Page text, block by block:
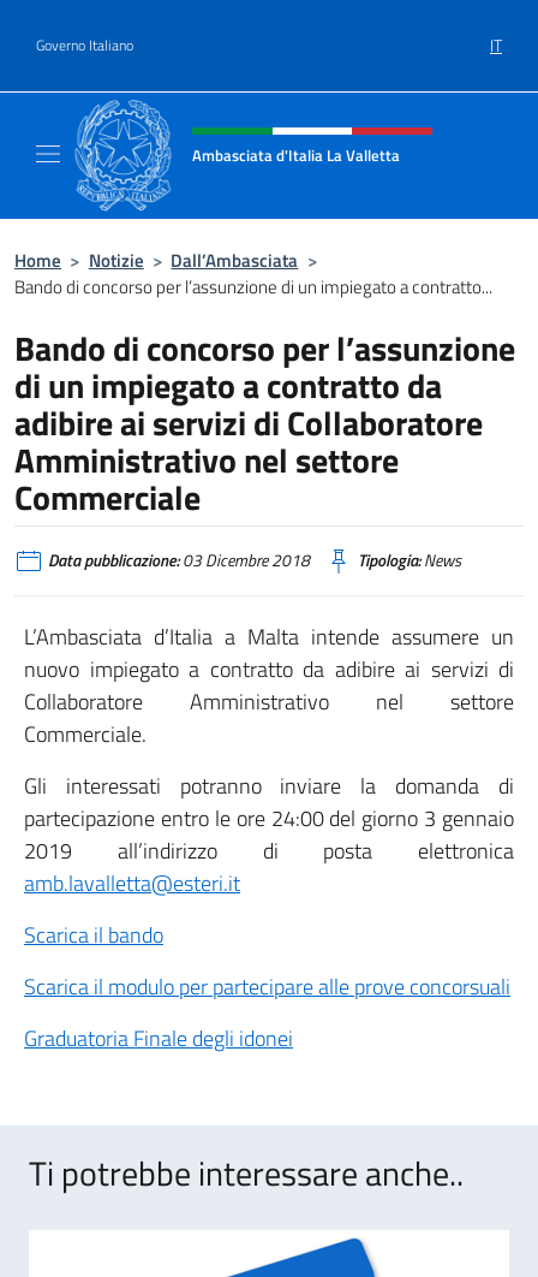
Governo Italiano IT
Intestazione sito, social e menù
Ambasciata d'Italia La Valletta
Home > Notizie > Dall’Ambasciata >
Bando di concorso per l’assunzione di un impiegato a contratto...
Bando di concorso per l’assunzione
di un impiegato a contratto da
adibire ai servizi di Collaboratore
Amministrativo nel settore
Commerciale
Data pubblicazione:03 Dicembre 2018 Tipologia:News
L’Ambasciata d’Italia a Malta intende assumere un
nuovo impiegato a contratto da adibire ai servizi di
Collaboratore Amministrativo nel settore
Commerciale.
Gli interessati potranno inviare la domanda di
partecipazione entro le ore 24:00 del giorno 3 gennaio
2019 all’indirizzo di posta elettronica
amb.lavalletta@esteri.it
Scarica il bando
Scarica il modulo per partecipare alle prove concorsuali
Graduatoria Finale degli idonei
Ti potrebbe interessare anche..